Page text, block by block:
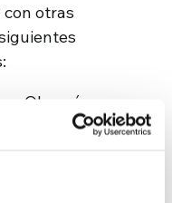
con otras
Obregón,
asistencia social